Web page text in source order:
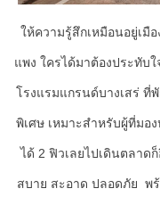
ให้ความรู้สึกเหมือนอยู่เมื
แพง ใครได้มาต้องประทับ
โรงแรมแกรนด์บางเสร่ ที่
พิเศษ เหมาะสำหรับผู้ที่มอ
ได้ 2 ฟิวเลยไปเดินตลาด
สบาย สะอาด ปลอดภัย พ